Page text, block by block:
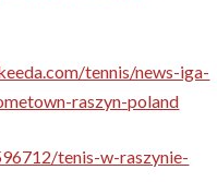
tennis/news-iga-
raszyn-poland
tenis-w-raszynie-